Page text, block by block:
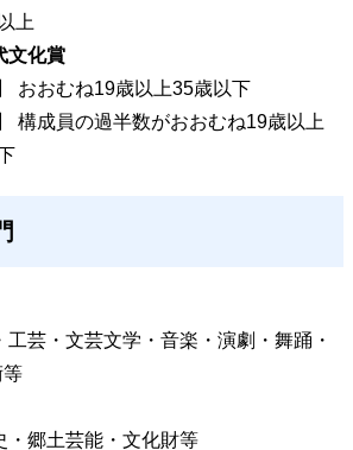
上
文化賞
おおむね19歳以上35歳以下
構成員の過半数がおおむね19歳以上
工芸・文芸文学・音楽・演劇・舞踊・
等
・郷土芸能・文化財等